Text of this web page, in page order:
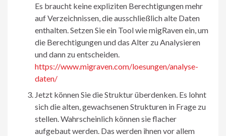
Es braucht keine expliziten Berechtigungen mehr
auf Verzeichnissen, die ausschließlich alte Daten
enthalten. Setzen Sie ein Tool wie migRaven ein, um
die Berechtigungen und das Alter zu Analysieren
und dann zu entscheiden.
https://www.migraven.com/loesungen/analyse-
daten/
Jetzt können Sie die Struktur überdenken. Es lohnt
sich die alten, gewachsenen Strukturen in Frage zu
stellen. Wahrscheinlich können sie flacher
aufgebaut werden. Das werden ihnen vor allem